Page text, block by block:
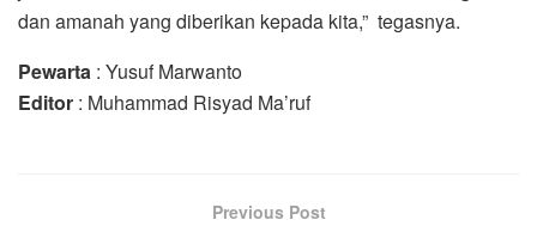
dan amanah yang diberikan kepada kita,” tegasnya.
Pewarta : Yusuf Marwanto
Editor : Muhammad Risyad Ma’ruf
Previous Post